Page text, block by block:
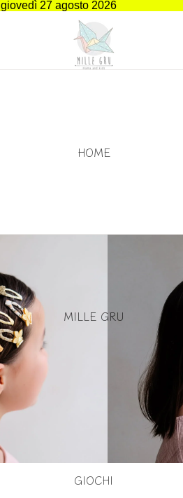
27 agosto 2026
HOME
MILLE GRU
GIOCHI